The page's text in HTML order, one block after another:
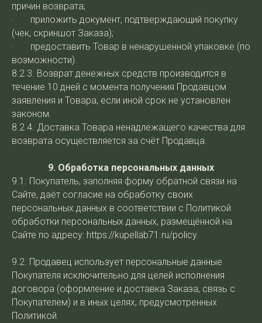
причин возврата;
· приложить документ, подтверждающий покупку
(чек, скриншот Заказа);
· предоставить Товар в ненарушенной упаковке (по
возможности).
8.2.3. Возврат денежных средств производится в
течение 10 дней с момента получения Продавцом
заявления и Товара, если иной срок не установлен
законом.
8.2.4. Доставка Товара ненадлежащего качества для
возврата осуществляется за счёт Продавца.
9. Обработка персональных данных
9.1. Покупатель, заполняя форму обратной связи на
Сайте, даёт согласие на обработку своих
персональных данных в соответствии с Политикой
обработки персональных данных, размещённой на
Сайте по адресу: https://kupellab71.ru/policy.
9.2. Продавец использует персональные данные
Покупателя исключительно для целей исполнения
договора (оформление и доставка Заказа, связь с
Покупателем) и в иных целях, предусмотренных
Политикой.